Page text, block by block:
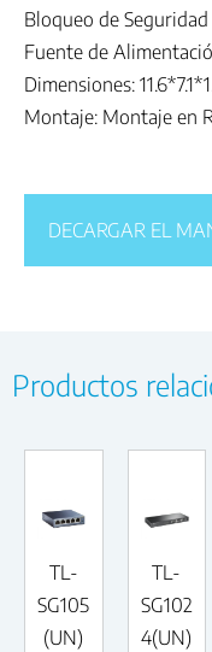
Bloqueo de
Fuente de
Dimensiones:
Montaje: Montaje en
DECARGAR EL
Productos
TL-
SG105
(UN)
TL-
SG102
4(UN)